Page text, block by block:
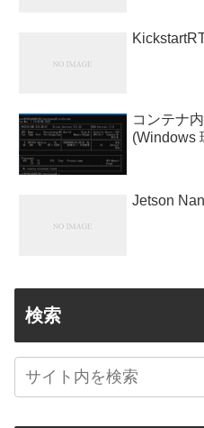
コンテナ
(Windows
Jetson
検索